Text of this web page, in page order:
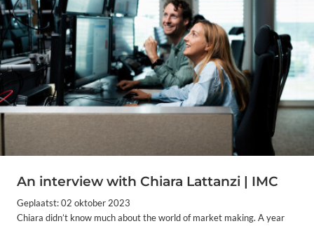
An interview with Chiara Lattanzi | IMC
Geplaatst: 02 oktober 2023
Chiara didn’t know much about the world of market making. A year